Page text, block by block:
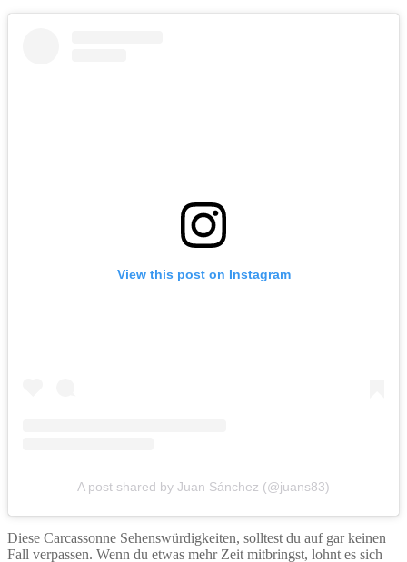
View this post on Instagram
A post shared by Juan Sánchez (@juans83)
Diese Carcassonne Sehenswürdigkeiten, solltest du auf gar keinen
Fall verpassen. Wenn du etwas mehr Zeit mitbringst, lohnt es sich